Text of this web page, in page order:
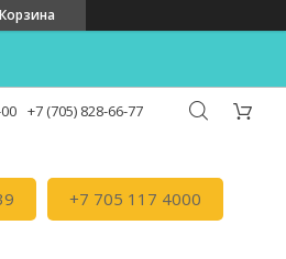
Корзина
+7 (705) 828-66-77
+7 705 117 4000